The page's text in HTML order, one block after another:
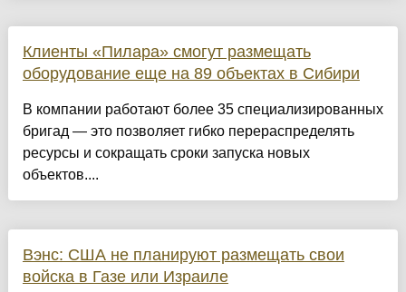
Клиенты «Пилара» смогут размещать
оборудование еще на 89 объектах в Сибири
В компании работают более 35 специализированных
бригад — это позволяет гибко перераспределять
ресурсы и сокращать сроки запуска новых
объектов....
Вэнс: США не планируют размещать свои
войска в Газе или Израиле